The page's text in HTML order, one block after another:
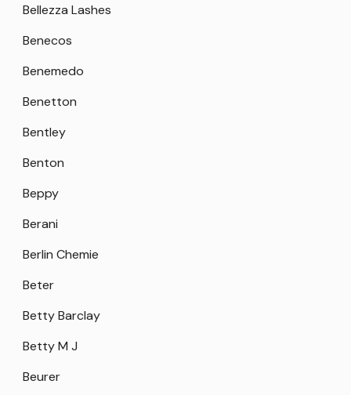
Bellezza Lashes
Benecos
Benemedo
Benetton
Bentley
Benton
Beppy
Berani
Berlin Chemie
Beter
Betty Barclay
Betty M J
Beurer